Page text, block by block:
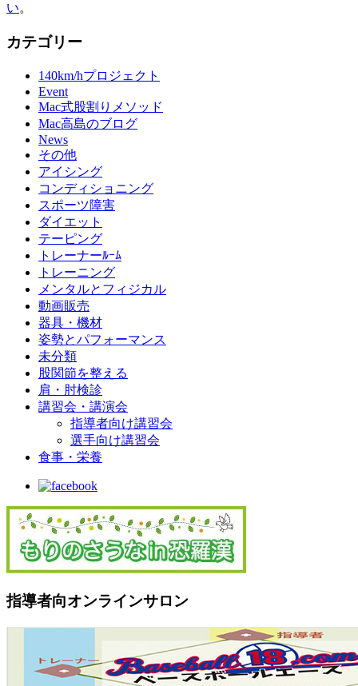
い。
カテゴリー
140km/hプロジェクト
Event
Mac式股割りメソッド
Mac高島のブログ
News
その他
アイシング
コンディショニング
スポーツ障害
ダイエット
テーピング
トレーナーﾙｰﾑ
トレーニング
メンタルとフィジカル
動画販売
器具・機材
姿勢とパフォーマンス
未分類
股関節を整える
肩・肘検診
講習会・講演会
指導者向け講習会
選手向け講習会
食事・栄養
指導者向オンラインサロン